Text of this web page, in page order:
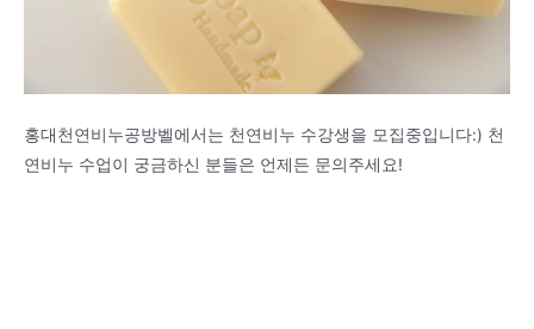
홍대천연비누공방벨에서는 천연비누 수강생을 모집중입니다:) 천
연비누 수업이 궁금하신 분들은 언제든 문의주세요!